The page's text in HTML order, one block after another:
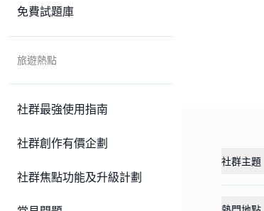
免費試題庫
旅遊熱點
社群最強使用指南
社群創作有價企劃
社群焦點功能及升級計劃
社群主題